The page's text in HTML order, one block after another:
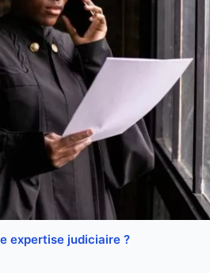
expertise judiciaire ?